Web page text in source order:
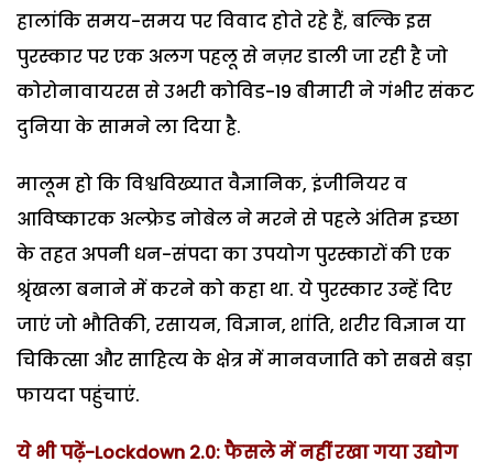
हालांकि समय-समय पर विवाद होते रहे हैं, बल्कि इस
पुरस्कार पर एक अलग पहलू से नज़र डाली जा रही है जो
कोरोनावायरस से उभरी कोविड-19 बीमारी ने गंभीर संकट
दुनिया के सामने ला दिया है.
मालूम हो कि विश्वविख्यात वैज्ञानिक, इंजीनियर व
आविष्कारक अल्फ्रेड नोबेल ने मरने से पहले अंतिम इच्छा
के तहत अपनी धन-संपदा का उपयोग पुरस्कारों की एक
श्रृंखला बनाने में करने को कहा था. ये पुरस्कार उन्हें दिए
जाएं जो भौतिकी, रसायन, विज्ञान, शांति, शरीर विज्ञान या
चिकित्सा और साहित्य के क्षेत्र में मानवजाति को सबसे बड़ा
फायदा पहुंचाएं.
ये भी पढ़ें-Lockdown 2.0: फैसले में नहीं रखा गया उद्योग